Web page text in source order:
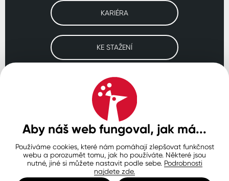
KARIÉRA
KE STAŽENÍ
Navštivte naše pobočky
SLOVENSKO POLSKO
Ochrana osobních údajů
Zásady používání souborů cookie
Nastavení cookies
© Copyright 2026 COLORLAK
Aby náš web fungoval, jak má...
Používáme cookies, které nám pomáhají zlepšovat funkčnost
webu a porozumět tomu, jak ho používáte. Některé jsou
nutné, jiné si můžete nastavit podle sebe. Podrobnosti
najdete zde.